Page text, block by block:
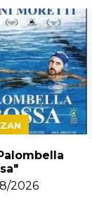
2026